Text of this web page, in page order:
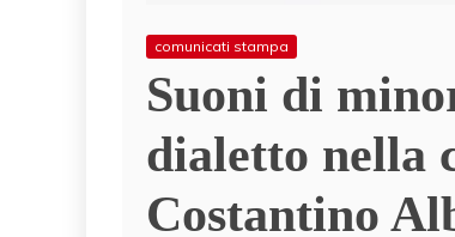
comunicati stampa
Suoni di
dialetto nella
Costantino